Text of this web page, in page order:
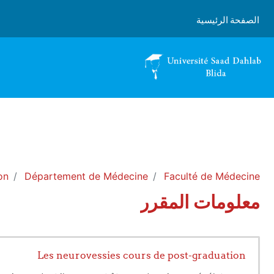
الصفحة الرئيسية
Faculté de Médecine
Département de Médecine
معلومات المقرر
Les neurovessies cours de post-graduation